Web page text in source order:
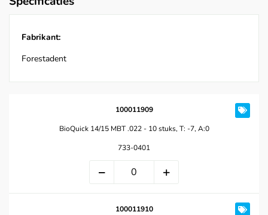
Fabrikant:
Forestadent
100011909
BioQuick 14/15 MBT .022 - 10 stuks, T: -7, A:0
733-0401
100011910